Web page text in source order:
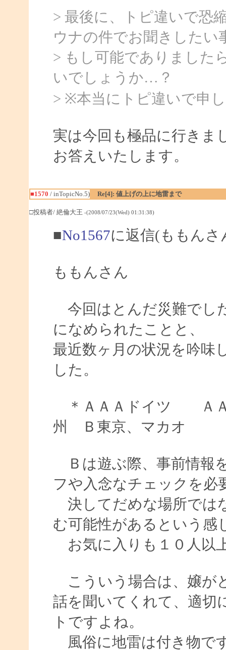
> 最後に、トピ違いで恐
ウナの件でお聞きしたい
> もし可能でありました
いでしょうか…？
> ※本当にトピ違いで申
実は今回も極品に行きま
お答えいたします。
■1570 / inTopicNo.5) Re[4]: 値上げの上に地雷まで
□投稿者/ 絶倫大王 -(2008/07/23(Wed) 01:31:38)
■No1567に返信(ももんさ
ももんさん
今回はとんだ災難でし
になめられたことと、
最近数ヶ月の状況を吟味
した。
＊ＡＡＡドイツ ＡＡ
州 Ｂ東京、マカオ
Ｂは遊ぶ際、事前情報
フや入念なチェックを必
決してだめな場所では
む可能性があるという感
お気に入りも１０人以
こういう場合は、嬢が
話を聞いてくれて、適切
トですよね。
風俗に地雷は付き物で